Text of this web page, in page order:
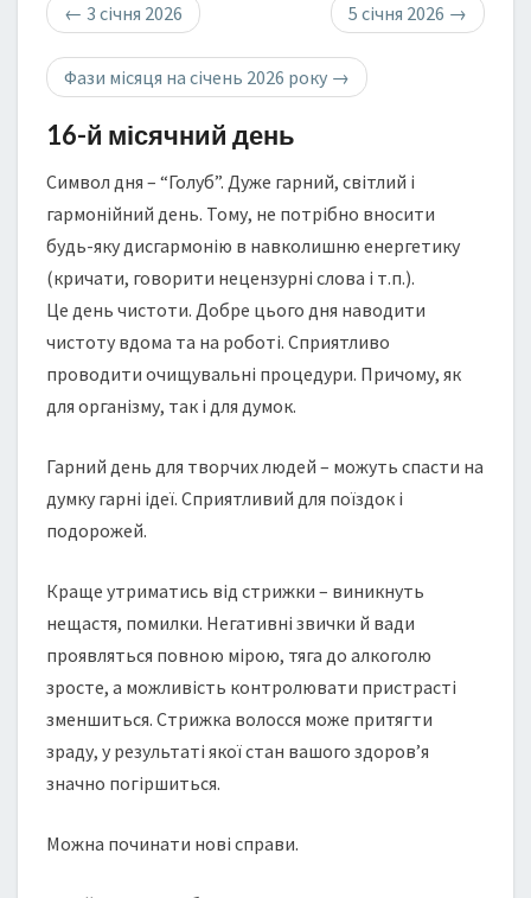
← 3 січня 2026 5 січня 2026 →
Фази місяця на січень 2026 року →
16-й місячний день
Символ дня – “Голуб”. Дуже гарний, світлий і
гармонійний день. Тому, не потрібно вносити
будь-яку дисгармонію в навколишню енергетику
(кричати, говорити нецензурні слова і т.п.).
Це день чистоти. Добре цього дня наводити
чистоту вдома та на роботі. Сприятливо
проводити очищувальні процедури. Причому, як
для організму, так і для думок.
Гарний день для творчих людей – можуть спасти на
думку гарні ідеї. Сприятливий для поїздок і
подорожей.
Краще утриматись від стрижки – виникнуть
нещастя, помилки. Негативні звички й вади
проявляться повною мірою, тяга до алкоголю
зросте, а можливість контролювати пристрасті
зменшиться. Стрижка волосся може притягти
зраду, у результаті якої стан вашого здоров’я
значно погіршиться.
Можна починати нові справи.